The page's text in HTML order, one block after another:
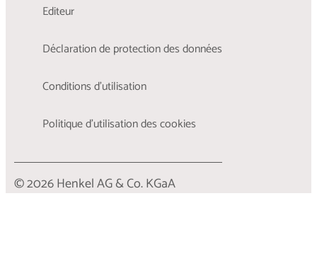
Editeur
Déclaration de protection des données
Conditions d'utilisation
Politique d’utilisation des cookies
© 2026 Henkel AG & Co. KGaA